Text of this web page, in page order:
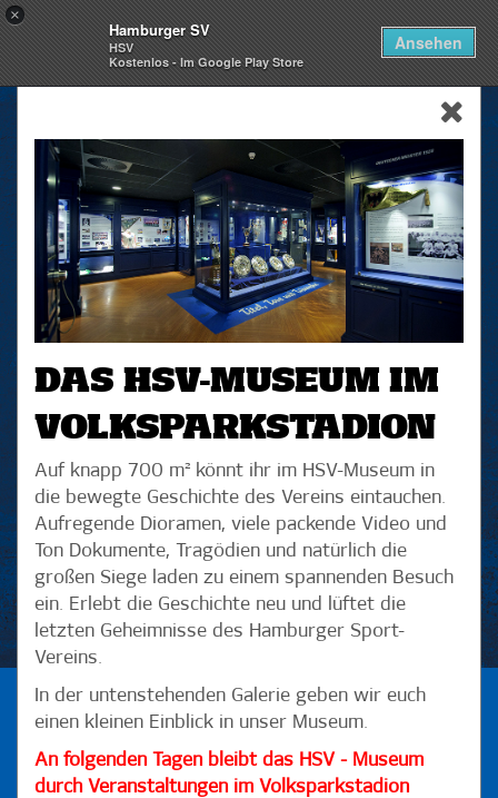
×
Hamburger SV
HSV
Kostenlos - Im Google Play Store
Ansehen
skip_navigation
DAS HSV-MUSEUM IM
VOLKSPARKSTADION
Auf knapp 700 m² könnt ihr im HSV-Museum in
die bewegte Geschichte des Vereins eintauchen.
Aufregende Dioramen, viele packende Video und
Ton Dokumente, Tragödien und natürlich die
großen Siege laden zu einem spannenden Besuch
ein. Erlebt die Geschichte neu und lüftet die
letzten Geheimnisse des Hamburger Sport-
Vereins.
In der untenstehenden Galerie geben wir euch
einen kleinen Einblick in unser Museum.
An folgenden Tagen bleibt das HSV - Museum
durch Veranstaltungen im Volksparkstadion